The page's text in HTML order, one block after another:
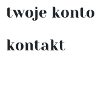
twoje konto
kontakt